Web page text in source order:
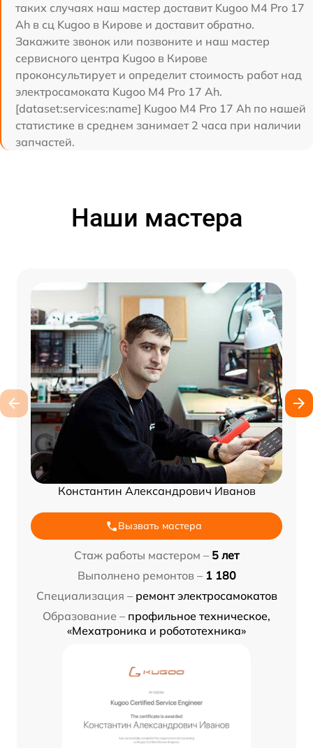
таких случаях наш мастер доставит Kugoo M4 Pro 17
Ah в сц Kugoo в Кирове и доставит обратно.
Закажите звонок или позвоните и наш мастер
сервисного центра Kugoo в Кирове
проконсультирует и определит стоимость работ над
электросамоката Kugoo M4 Pro 17 Ah.
[dataset:services:name] Kugoo M4 Pro 17 Ah по нашей
статистике в среднем занимает 2 часа при наличии
запчастей.
Наши мастера
Константин Александрович Иванов
Вызвать мастера
Стаж работы мастером – 5 лет
Выполнено ремонтов – 1 180
Специализация – ремонт электросамокатов
Образование – профильное техническое,
«Мехатроника и робототехника»